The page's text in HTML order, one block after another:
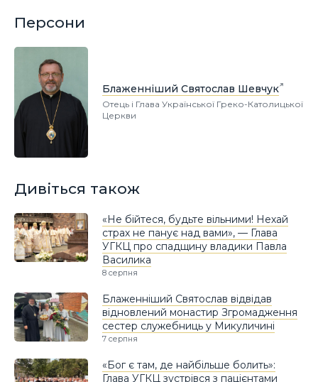
Персони
Блаженніший Святослав Шевчук
Отець і Глава Української Греко-Католицької
Церкви
Дивіться також
«Не бійтеся, будьте вільними! Нехай
страх не панує над вами», — Глава
УГКЦ про спадщину владики Павла
Василика
8 серпня
Блаженніший Святослав відвідав
відновлений монастир Згромадження
сестер служебниць у Микуличині
7 серпня
«Бог є там, де найбільше болить»:
Глава УГКЦ зустрівся з пацієнтами